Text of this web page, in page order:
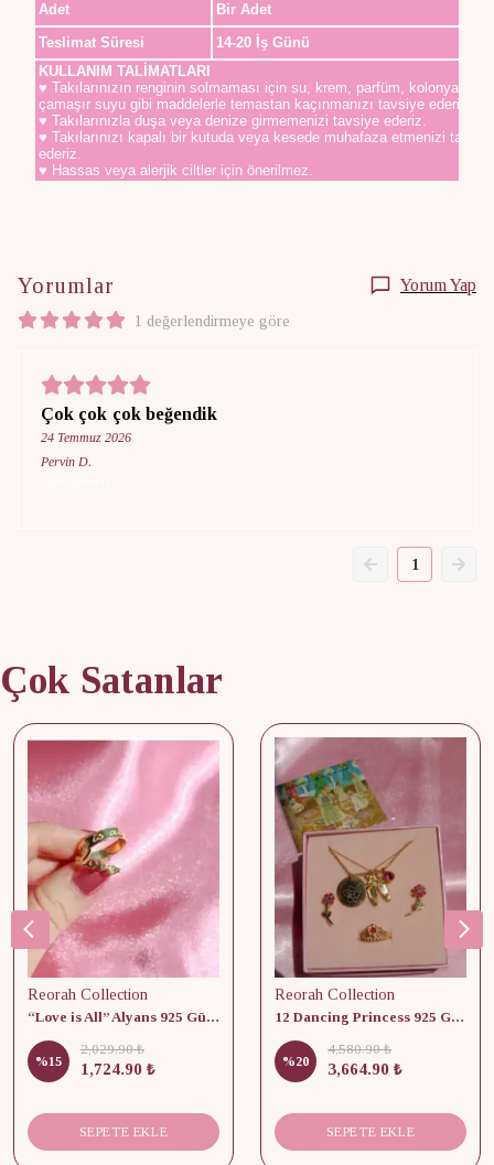
Adet
Bir Adet
Teslimat Süresi
14-20 İş Günü
KULLANIM TALİMATLARI
♥ Takılarınızın renginin solmaması için su, krem, parfüm, kolonya,
çamaşır suyu gibi maddelerle temastan kaçınmanızı tavsiye ederiz.
♥ Takılarınızla duşa veya denize girmemenizi tavsiye ederiz.
♥ Takılarınızı kapalı bir kutuda veya kesede muhafaza etmenizi
ederiz.
♥ Hassas veya alerjik ciltler için önerilmez.
Yorumlar Yorum Yap
1 değerlendirmeye göre
Çok çok çok beğendik
24 Temmuz 2026
Pervin D.
1
Çok Satanlar
Reorah Collection
“Love is All” Alyans 925 Gümüş - Medium Beden
%15
2,029.90 ₺
1,724.90 ₺
SEPETE EKLE
Reorah Collection
12 Dancing Princess 925 Gümüş/ Kolye, Küpe ve Yüzük Set
%20
4,580.90 ₺
3,664.90 ₺
SEPETE EKLE